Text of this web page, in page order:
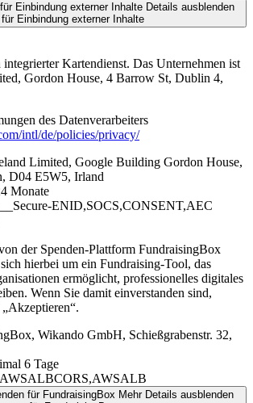
Einbindung externer Inhalte Details ausblenden
für Einbindung externer Inhalte
Kartendienst. Das Unternehmen ist
Gordon House, 4 Barrow St, Dublin 4,
des Datenverarbeiters
intl/de/policies/privacy/
Limited, Google Building Gordon House,
D04 E5W5, Irland
Monate
__Secure-ENID,SOCS,CONSENT,AEC
der Spenden-Plattform FundraisingBox
hierbei um ein Fundraising-Tool, das
ermöglicht, professionelles digitales
Wenn Sie damit einverstanden sind,
Wikando GmbH, Schießgrabenstr. 32,
6 Tage
AWSALBCORS,AWSALB
für FundraisingBox Mehr Details ausblenden